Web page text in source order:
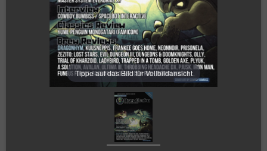
Tippe auf das Bild für Vollbildansicht